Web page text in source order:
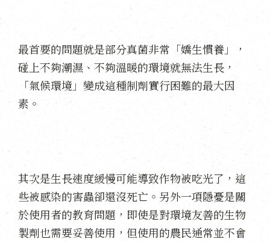
最首要的問題就是部分真菌非常「嬌生慣養」，
碰上不夠潮濕、不夠溫暖的環境就無法生長，
「氣候環境」變成這種制劑實行困難的最大因
素。
其次是生長速度緩慢可能導致作物被吃光了，這
些被感染的害蟲卻還沒死亡。另外一項隱憂是關
於使用者的教育問題，即使是對環境友善的生物
製劑也需要妥善使用，但使用的農民通常並不會